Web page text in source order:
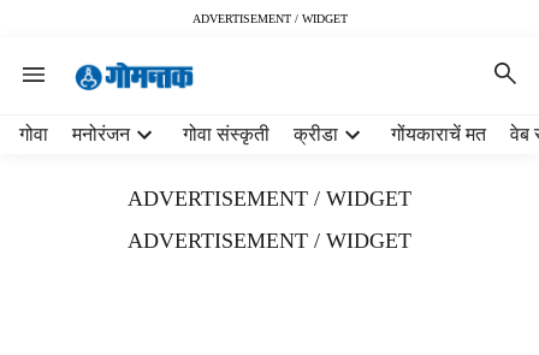
ADVERTISEMENT / WIDGET
गोवा मनोरंजन गोवा संस्कृती क्रीडा गोंयकाराचें मत वेब
ADVERTISEMENT / WIDGET
ADVERTISEMENT / WIDGET